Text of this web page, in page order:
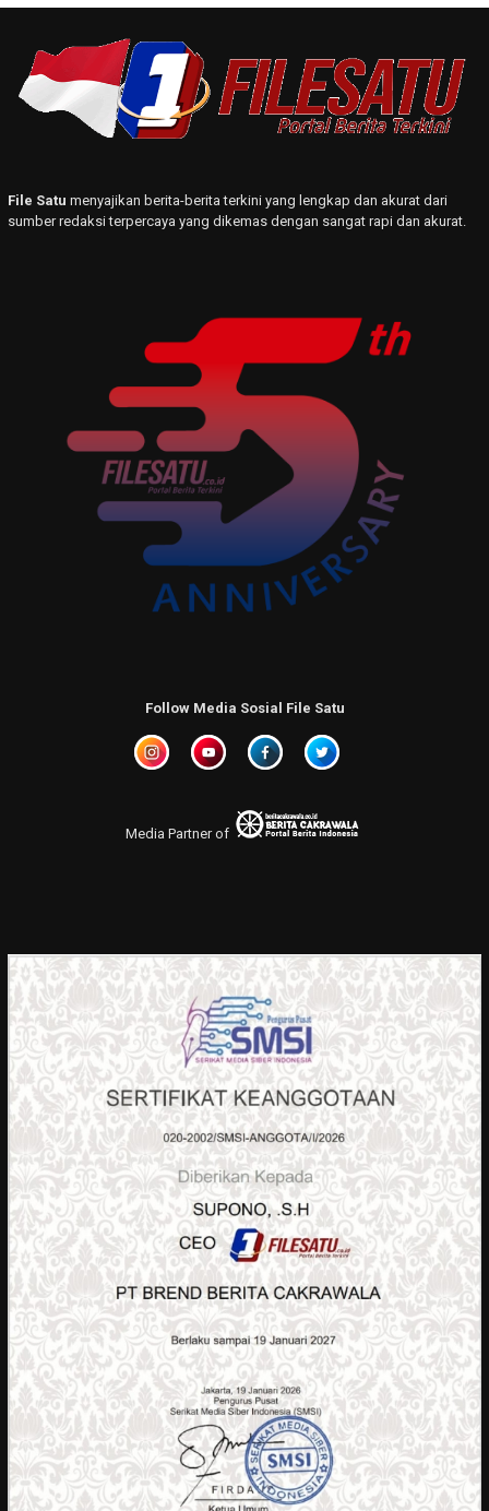
File Satu menyajikan berita-berita terkini yang lengkap dan akurat dari
sumber redaksi terpercaya yang dikemas dengan sangat rapi dan akurat.
Follow Media Sosial File Satu
Media Partner of